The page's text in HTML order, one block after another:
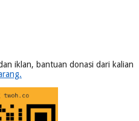
iklan, bantuan donasi dari kalian